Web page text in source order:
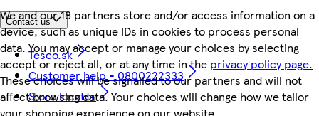
We and our 18 partners store and/or access information on a
device, such as unique IDs in cookies to process personal
data. You may accept or manage your choices by selecting
accept or reject all, or at any time in the privacy policy page.
These choices will be signalled to our partners and will not
affect browsing data. Your choices will change how we tailor
your shopping experience on our website.
Contact us
Tesco.sk
Customer help - 0800222333
Store locator